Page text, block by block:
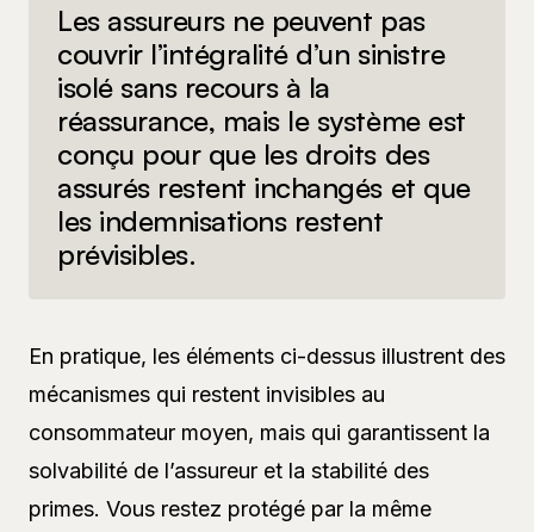
Les assureurs ne peuvent pas
couvrir l’intégralité d’un sinistre
isolé sans recours à la
réassurance, mais le système est
conçu pour que les droits des
assurés restent inchangés et que
les indemnisations restent
prévisibles.
En pratique, les éléments ci-dessus illustrent des
mécanismes qui restent invisibles au
consommateur moyen, mais qui garantissent la
solvabilité de l’assureur et la stabilité des
primes. Vous restez protégé par la même